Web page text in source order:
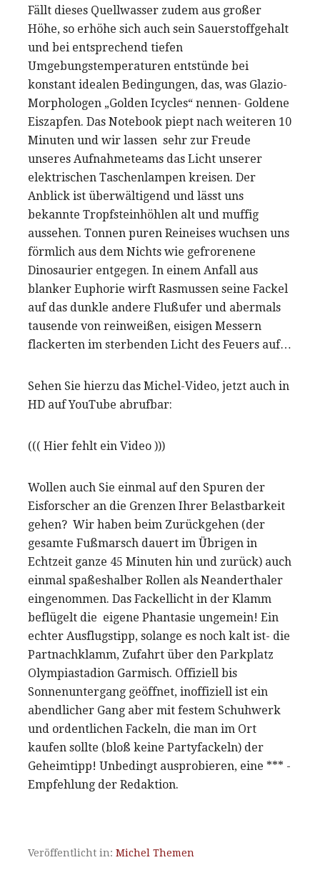
Fällt dieses Quellwasser zudem aus großer
Höhe, so erhöhe sich auch sein Sauerstoffgehalt
und bei entsprechend tiefen
Umgebungstemperaturen entstünde bei
konstant idealen Bedingungen, das, was Glazio-
Morphologen „Golden Icycles“ nennen- Goldene
Eiszapfen. Das Notebook piept nach weiteren 10
Minuten und wir lassen sehr zur Freude
unseres Aufnahmeteams das Licht unserer
elektrischen Taschenlampen kreisen. Der
Anblick ist überwältigend und lässt uns
bekannte Tropfsteinhöhlen alt und muffig
aussehen. Tonnen puren Reineises wuchsen uns
förmlich aus dem Nichts wie gefrorenene
Dinosaurier entgegen. In einem Anfall aus
blanker Euphorie wirft Rasmussen seine Fackel
auf das dunkle andere Flußufer und abermals
tausende von reinweißen, eisigen Messern
flackerten im sterbenden Licht des Feuers auf…
Sehen Sie hierzu das Michel-Video, jetzt auch in
HD auf YouTube abrufbar:
((( Hier fehlt ein Video )))
Wollen auch Sie einmal auf den Spuren der
Eisforscher an die Grenzen Ihrer Belastbarkeit
gehen? Wir haben beim Zurückgehen (der
gesamte Fußmarsch dauert im Übrigen in
Echtzeit ganze 45 Minuten hin und zurück) auch
einmal spaßeshalber Rollen als Neanderthaler
eingenommen. Das Fackellicht in der Klamm
beflügelt die eigene Phantasie ungemein! Ein
echter Ausflugstipp, solange es noch kalt ist- die
Partnachklamm, Zufahrt über den Parkplatz
Olympiastadion Garmisch. Offiziell bis
Sonnenuntergang geöffnet, inoffiziell ist ein
abendlicher Gang aber mit festem Schuhwerk
und ordentlichen Fackeln, die man im Ort
kaufen sollte (bloß keine Partyfackeln) der
Geheimtipp! Unbedingt ausprobieren, eine *** -
Empfehlung der Redaktion.
Veröffentlicht in: Michel Themen